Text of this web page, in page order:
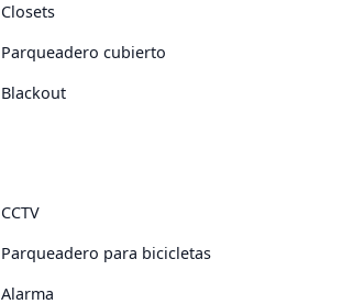
Closets
Parqueadero cubierto
Blackout
CCTV
Parqueadero para bicicletas
Alarma